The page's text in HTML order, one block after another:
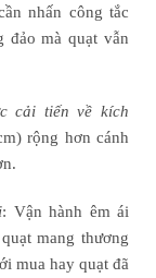
nhấn công tắc
đảo mà quạt vẫn
cải tiến về kích
rộng hơn cánh
: Vận hành êm ái
mang thương
mua hay quạt đã